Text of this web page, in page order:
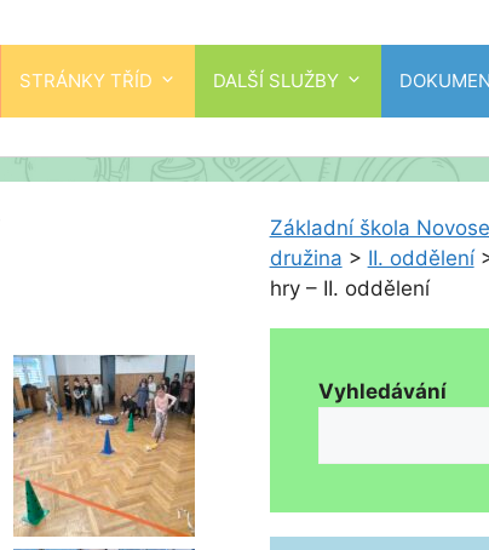
STRÁNKY TŘÍD DALŠÍ SLUŽBY
Základní škola
družina > II. oddělení
hry – II. oddělení
Vyhledávání